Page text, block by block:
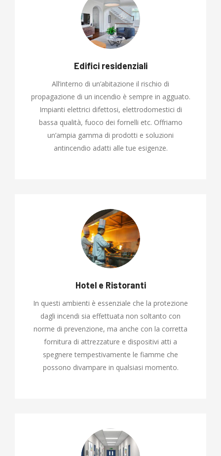
Edifici residenziali
All’interno di un’abitazione il rischio di
propagazione di un incendio è sempre in agguato.
Impianti elettrici difettosi, elettrodomestici di
bassa qualità, fuoco dei fornelli etc. Offriamo
un’ampia gamma di prodotti e soluzioni
antincendio adatti alle tue esigenze.
Hotel e Ristoranti
In questi ambienti è essenziale che la protezione
dagli incendi sia effettuata non soltanto con
norme di prevenzione, ma anche con la corretta
fornitura di attrezzature e dispositivi atti a
spegnere tempestivamente le fiamme che
possono divampare in qualsiasi momento.